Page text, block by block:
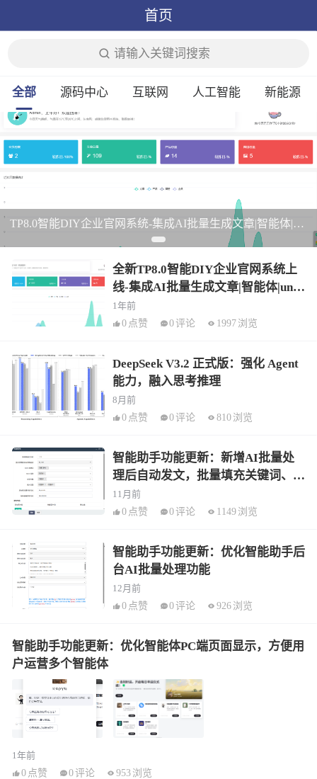
首页
请输入关键词搜索
全部 源码中心 互联网 人工智能 新能源
TP8.0智能DIY企业官网系统-集成AI批量生成文章|智能体|uniapp|前后完全分离
全新TP8.0智能DIY企业官网系统上
线-集成AI批量生成文章|智能体|unia
pp|前后完全分离
1年前
0 点赞 0评论 1997 浏览
DeepSeek V3.2 正式版：强化 Agent
能力，融入思考推理
8月前
0 点赞 0评论 810 浏览
智能助手功能更新：新增AI批量处
理后自动发文，批量填充关键词、描
述、段落、自动内链
11月前
0 点赞 0评论 1149 浏览
智能助手功能更新：优化智能助手后
台AI批量处理功能
12月前
0 点赞 0评论 926 浏览
智能助手功能更新：优化智能体PC端页面显示，方便用
户运营多个智能体
1年前
0 点赞 0评论 953 浏览